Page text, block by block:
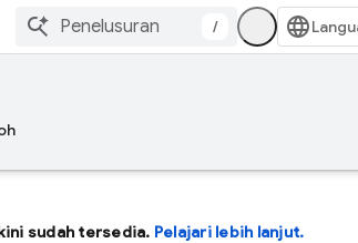
/
sudah tersedia. Pelajari lebih lanjut.